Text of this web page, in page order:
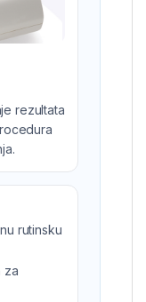
rezultata
rutinsku
za